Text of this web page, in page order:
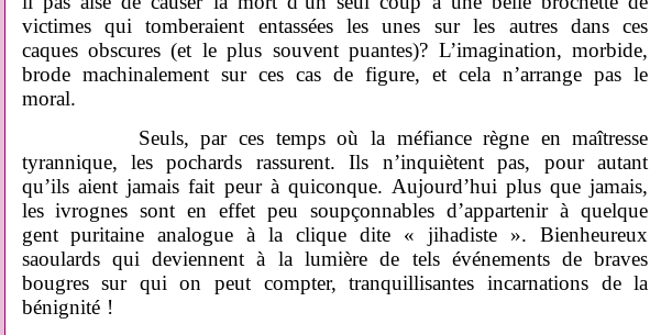
victimes qui tomberaient entassées les unes sur les autres dans ces
caques obscures (et le plus souvent puantes)? L’imagination, morbide,
brode machinalement sur ces cas de figure, et cela n’arrange pas le
moral.
Seuls, par ces temps où la méfiance règne en maîtresse
tyrannique, les pochards rassurent. Ils n’inquiètent pas, pour autant
qu’ils aient jamais fait peur à quiconque. Aujourd’hui plus que jamais,
les ivrognes sont en effet peu soupçonnables d’appartenir à quelque
gent puritaine analogue à la clique dite « jihadiste ». Bienheureux
saoulards qui deviennent à la lumière de tels événements de braves
bougres sur qui on peut compter, tranquillisantes incarnations de la
bénignité !